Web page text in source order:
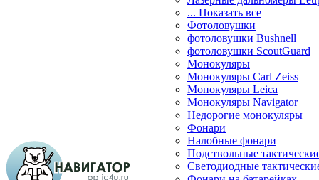
... Показать все
Фотоловушки
фотоловушки Bushnell
фотоловушки ScoutGuard
Монокуляры
Монокуляры Carl Zeiss
Монокуляры Leica
Монокуляры Navigator
Недорогие монокуляры
Фонари
Налобные фонари
Подствольные
Светодиодные